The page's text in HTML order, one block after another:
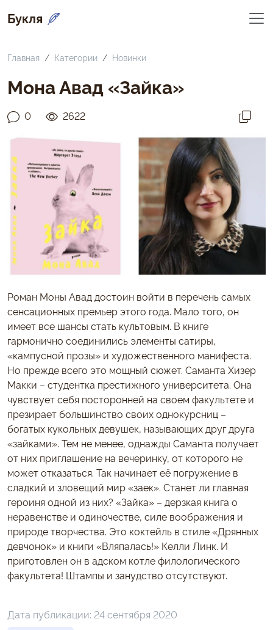
Букля
Главная Категории Новинки
Мона Авад «Зайка»
0 2622
Роман Моны Авад достоин войти в перечень самых
сенсационных премьер этого года. Мало того, он
имеет все шансы стать культовым. В книге
гармонично соединились элементы сатиры,
«кампусной прозы» и художественного манифеста.
Но прежде всего это мощный сюжет. Саманта Хизер
Макки – студентка престижного университета. Она
чувствует себя посторонней на своем факультете и
презирает большинство своих однокурсниц –
богатых кукольных девушек, называющих друг друга
«зайками». Тем не менее, однажды Саманта получает
от них приглашение на вечеринку, от которого не
может отказаться. Так начинает её погружение в
сладкий и зловещий мир «заек». Станет ли главная
героиня одной из них? «Зайка» – дерзкая книга о
неравенстве и одиночестве, силе воображения и
природе творчества. Это коктейль в стиле «Дрянных
девчонок» и книги «Вляпалась!» Келли Линк. И
приготовлен он в адском котле филологического
факультета! Штампы и занудство отсутствуют.
Дата публикации: 24 сентября 2020